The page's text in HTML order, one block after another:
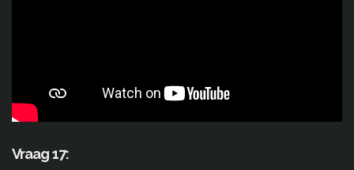
Vraag 17: